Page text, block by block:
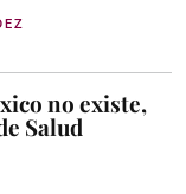
no existe,
Salud